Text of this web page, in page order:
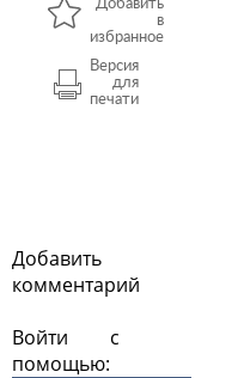
Добавить
в
избранное
Версия
для
печати
Добавить
комментарий
Войти с
помощью: